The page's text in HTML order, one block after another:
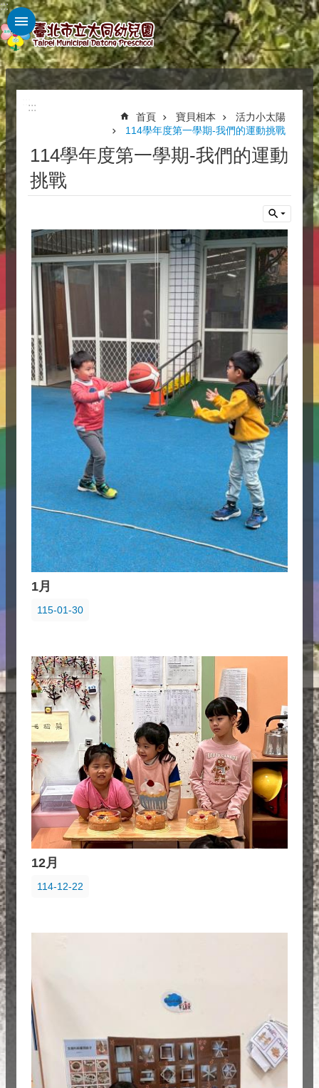
跳到主要內容區塊
:::
:::
首頁 寶貝相本
活力小太陽
114學年度第一學期-我們的運動挑戰
114學年度第一學期-我們的運動
挑戰
1月
115-01-30
12月
114-12-22